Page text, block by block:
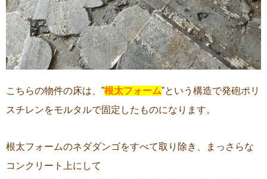
こちらの物件の床は、”根太フォーム”という構造で発砲ポリ
スチレンをモルタルで固定したものになります。
根太フォームのネダダンゴをすべて取り除き、まっさらな
コンクリート上にして